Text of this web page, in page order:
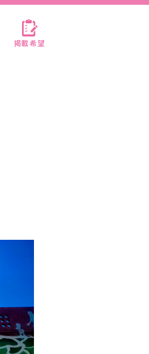
掲載希望
お祭り・伝統行事